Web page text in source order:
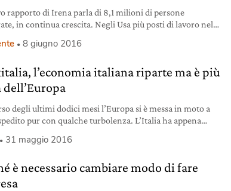
rapporto di Irena parla di 8,1 milioni di persone
in continua crescita. Negli Usa più posti di lavoro nel
8 giugno 2016
l’economia italiana riparte ma è più
dell’Europa
degli ultimi dodici mesi l’Europa si è messa in moto a
pur con qualche turbolenza. L’Italia ha appena
dalla Banca d’Italia nella sua relazione annuale è
quella degli altri
31 maggio 2016
è necessario cambiare modo di fare